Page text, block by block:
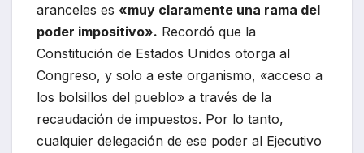
aranceles es «muy claramente una rama del
poder impositivo». Recordó que la
Constitución de Estados Unidos otorga al
Congreso, y solo a este organismo, «acceso a
los bolsillos del pueblo» a través de la
recaudación de impuestos. Por lo tanto,
cualquier delegación de ese poder al Ejecutivo